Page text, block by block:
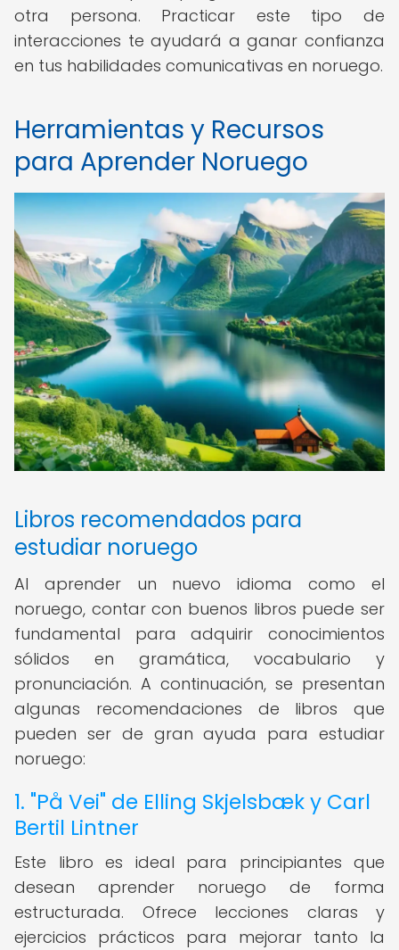
otra persona. Practicar este tipo de
interacciones te ayudará a ganar confianza
en tus habilidades comunicativas en noruego.
Herramientas y Recursos
para Aprender Noruego
Libros recomendados para
estudiar noruego
Al aprender un nuevo idioma como el
noruego, contar con buenos libros puede ser
fundamental para adquirir conocimientos
sólidos en gramática, vocabulario y
pronunciación. A continuación, se presentan
algunas recomendaciones de libros que
pueden ser de gran ayuda para estudiar
noruego:
1. "På Vei" de Elling Skjelsbæk y Carl
Bertil Lintner
Este libro es ideal para principiantes que
desean aprender noruego de forma
estructurada. Ofrece lecciones claras y
ejercicios prácticos para mejorar tanto la